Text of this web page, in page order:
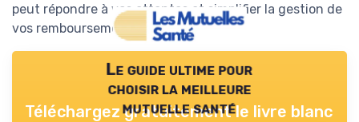
peut répondre à vos attentes et simplifier la gestion de
vos remboursements médicaux.
Le guide ultime pour
choisir la meilleure
mutuelle santé
Téléchargez gratuitement le livre blanc